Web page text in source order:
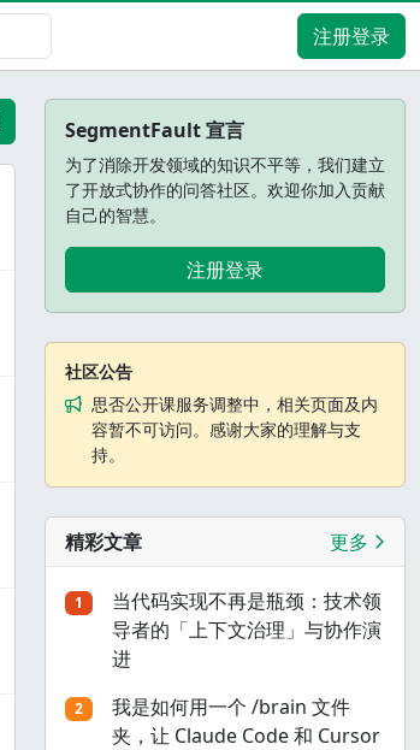
注册登录
SegmentFault 宣言
为了消除开发领域的知识不平等，我们建立
了开放式协作的问答社区。欢迎你加入贡献
自己的智慧。
注册登录
社区公告
思否公开课服务调整中，相关页面及内
容暂不可访问。感谢大家的理解与支
持。
精彩文章 更多
1
当代码实现不再是瓶颈：技术领
导者的「上下文治理」与协作演
进
2
我是如何用一个 /brain 文件
夹，让 Claude Code 和 Cursor